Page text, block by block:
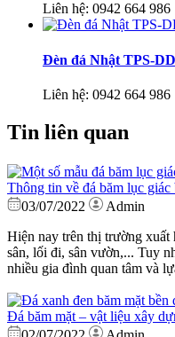
Liên hệ: 0942 664 986
Đèn đá Nhật TPS-
Liên hệ: 0942 664 986
Tin liên quan
Thông tin về đá băm lục giác
03/07/2022
Admin
Hiện nay trên thị trường xuất
sân, lối đi, sân vườn,... Tuy
nhiều gia đình quan tâm và
Đá băm mặt – vật liệu xây